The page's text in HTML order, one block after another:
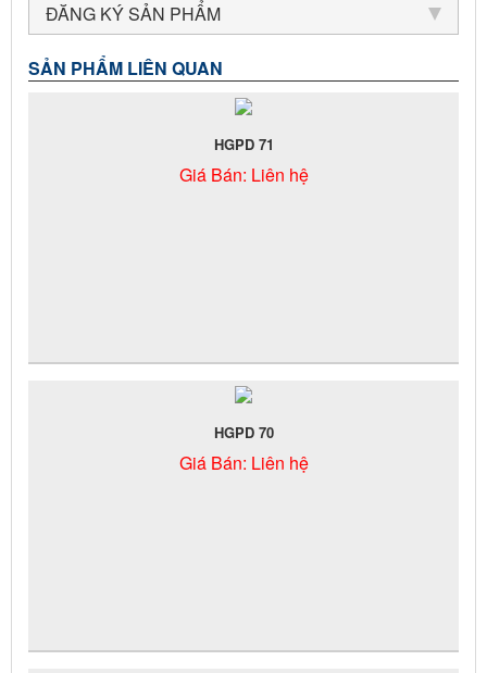
ĐĂNG KÝ SẢN PHẨM
SẢN PHẨM LIÊN QUAN
HGPD 71
Giá Bán: Liên hệ
HGPD 70
Giá Bán: Liên hệ